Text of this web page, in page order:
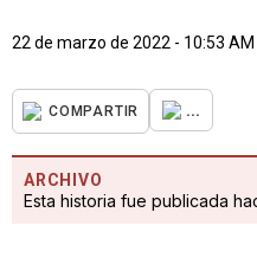
22 de marzo de 2022 - 10:53 AM
COMPARTIR ...
ARCHIVO
Esta historia fue publicada